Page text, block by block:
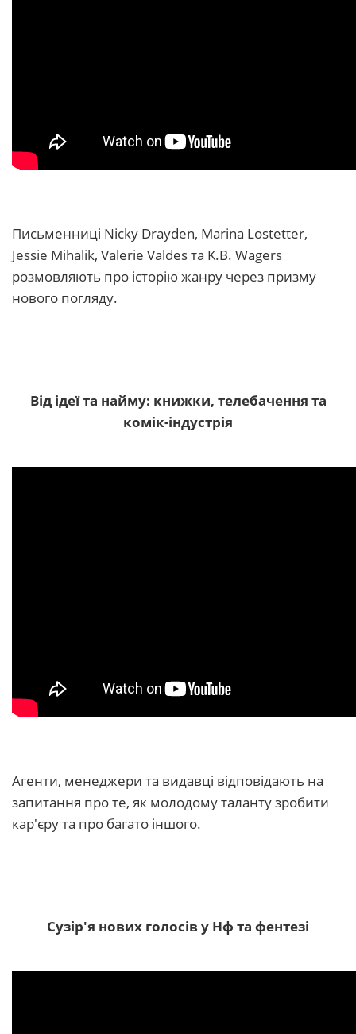
Письменниці Nicky Drayden, Marina Lostetter,
Jessie Mihalik, Valerie Valdes та K.B. Wagers
розмовляють про історію жанру через призму
нового погляду.
Від ідеї та найму: книжки, телебачення та
комік-індустрія
Агенти, менеджери та видавці відповідають на
запитання про те, як молодому таланту зробити
кар'єру та про багато іншого.
Сузір'я нових голосів у Нф та фентезі